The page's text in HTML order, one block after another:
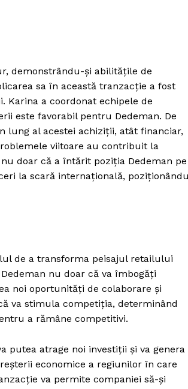
demonstrându-și abilitățile de
sa în această tranzacție a fost
Karina a coordonat echipele de
este favorabil pentru Dedeman. De
lung al acestei achiziții, atât financiar,
viitoare au contribuit la
doar că a întărit poziția Dedeman pe
la scară internațională,
de a transforma peisajul retailului
nu doar că va îmbogăți
noi oportunități de colaborare și
va stimula competiția, determinând
a rămâne competitivi.
putea atrage noi investiții și va genera
economice a regiunilor în care
va permite companiei să-și